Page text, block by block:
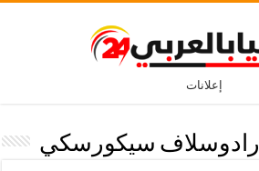
إعلانات
رادوسلاف سيكورسكي